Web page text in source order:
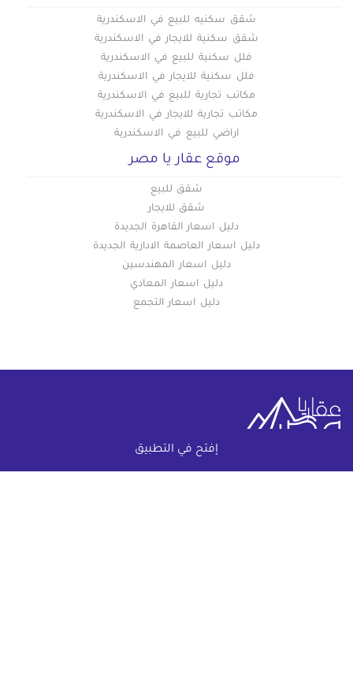
إفتح في التطبيق
شقق سكنيه للبيع في الاسكندرية
شقق سكنية للايجار في الاسكندرية
فلل سكنية للبيع في الاسكندرية
فلل سكنية للايجار في الاسكندرية
مكاتب تجارية للبيع في الاسكندرية
مكاتب تجارية للايجار في الاسكندرية
اراضي للبيع في الاسكندرية
موقع عقار يا مصر
شقق للبيع
شقق للايجار
دليل اسعار القاهرة الجديدة
دليل اسعار العاصمة الادارية الجديدة
دليل اسعار المهندسين
دليل اسعار المعادي
دليل اسعار التجمع